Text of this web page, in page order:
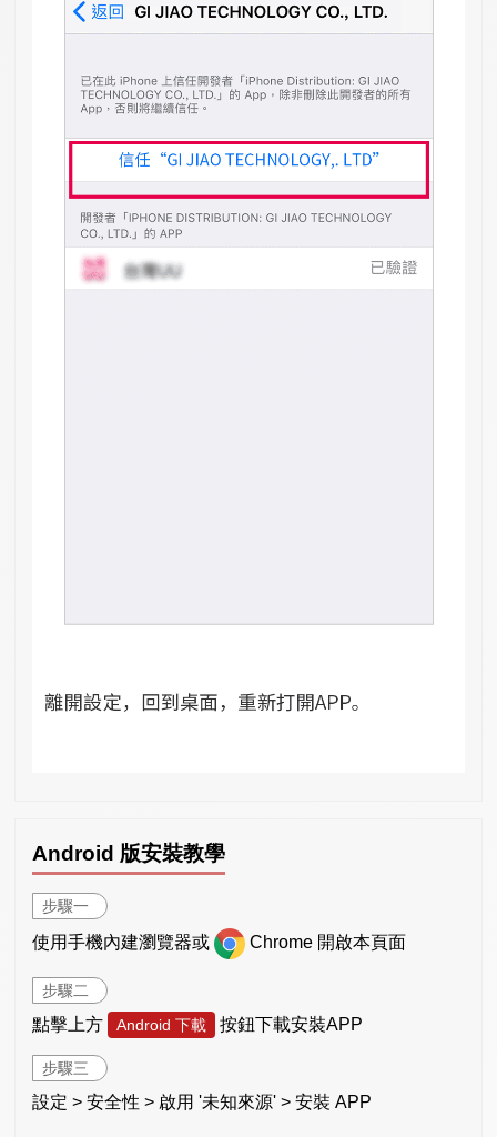
Android 版安裝教學
步驟一
使用手機內建瀏覽器或 Chrome 開啟本頁面
步驟二
點擊上方 Android 下載 按鈕下載安裝APP
步驟三
設定 > 安全性 > 啟用 '未知來源' > 安裝 APP